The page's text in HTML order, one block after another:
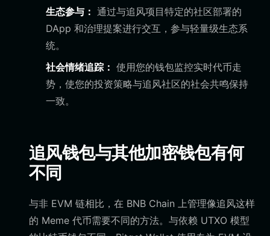
生态参与： 通过与追风项目特定的社区部署的
DApp 和治理提案进行交互，参与轻量级生态系
统。
社会情绪追踪： 使用您的钱包监控实时代币走
势，使您的投资策略与追风社区的社会共鸣保持
一致。
追风钱包与其他加密钱包有何
不同
与非 EVM 链相比，在 BNB Chain 上管理像追风这样
的 Meme 代币需要不同的方法。与依赖 UTXO 模型